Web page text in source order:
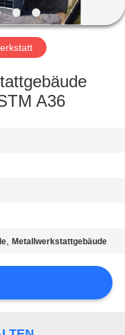
A36
,Metallwerkstattgebäude